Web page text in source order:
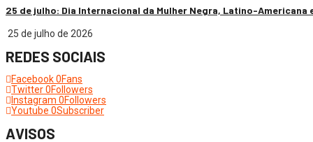
25 de julho: Dia Internacional da Mulher Negra, Latino-Americana
25 de julho de 2026
REDES SOCIAIS
Facebook0Fans
Twitter0Followers
Instagram 0Followers
Youtube 0Subscriber
AVISOS